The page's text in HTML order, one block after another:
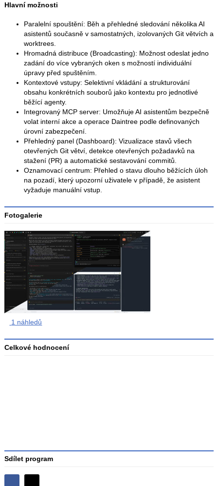
Hlavní možnosti
Paralelní spouštění: Běh a přehledné sledování několika AI
asistentů současně v samostatných, izolovaných Git větvích a
worktrees.
Hromadná distribuce (Broadcasting): Možnost odeslat jedno
zadání do více vybraných oken s možností individuální
úpravy před spuštěním.
Kontextové vstupy: Selektivní vkládání a strukturování
obsahu konkrétních souborů jako kontextu pro jednotlivé
běžící agenty.
Integrovaný MCP server: Umožňuje AI asistentům bezpečně
volat interní akce a operace Daintree podle definovaných
úrovní zabezpečení.
Přehledný panel (Dashboard): Vizualizace stavů všech
otevřených Git větví, detekce otevřených požadavků na
stažení (PR) a automatické sestavování commitů.
Oznamovací centrum: Přehled o stavu dlouho běžících úloh
na pozadí, který upozorní uživatele v případě, že asistent
vyžaduje manuální vstup.
Fotogalerie
1 náhledů
Celkové hodnocení
Sdílet program